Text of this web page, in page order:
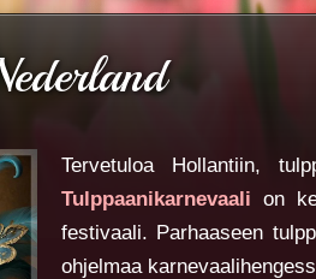
Tervetuloa Hollantiin,
Tulppaanikarnevaali on
festivaali. Parhaaseen
ohjelmaa